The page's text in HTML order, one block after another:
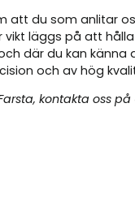
att du som anlitar
vikt läggs på att
där du kan känna
och av hög
kontakta oss